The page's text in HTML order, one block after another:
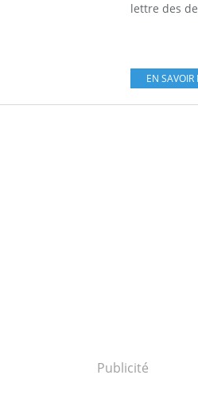
lettre des
EN SAVOIR
Publicité